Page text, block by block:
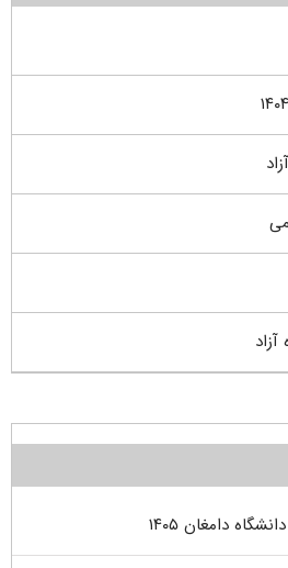
دامغان ۱۴۰۵